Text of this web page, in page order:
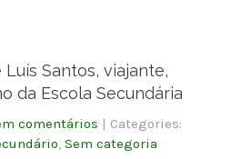
Santos, viajante,
da Escola Secundária
comentários | Categories:
Sem categoria